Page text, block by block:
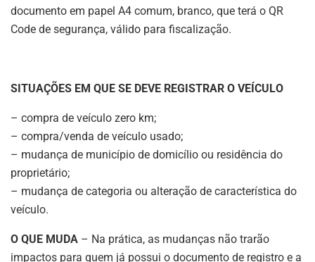
documento em papel A4 comum, branco, que terá o QR
Code de segurança, válido para fiscalização.
SITUAÇÕES EM QUE SE DEVE REGISTRAR O VEÍCULO
– compra de veículo zero km;
– compra/venda de veículo usado;
– mudança de município de domicílio ou residência do
proprietário;
– mudança de categoria ou alteração de característica do
veículo.
O QUE MUDA – Na prática, as mudanças não trarão
impactos para quem já possui o documento de registro e a